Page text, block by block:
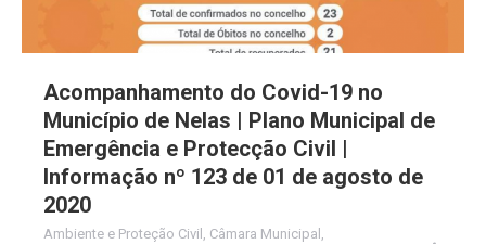
Acompanhamento do Covid-19 no
Município de Nelas | Plano Municipal de
Emergência e Protecção Civil |
Informação nº 123 de 01 de agosto de
2020
Ambiente e Proteção Civil , Câmara Municipal ,